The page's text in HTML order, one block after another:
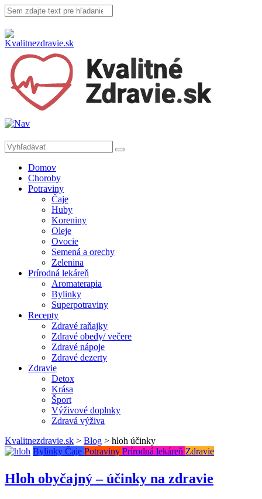
Domov
Choroby
Potraviny
Čaje
Huby
Koreniny
Oleje
Ovocie
Semená a orechy
Zelenina
Prírodná lekáreň
Aromaterapia
Bylinky
Superpotraviny
Recepty
Zdravé raňajky
Zdravé obedy/ večere
Zdravé nápoje
Zdravé dezerty
Zdravie
Detox
Krása
Šport
Výživové doplnky
Zdravá výživa
Kvalitnezdravie.sk > Blog > hloh účinky
Bylinky Čaje Potraviny Prírodná lekáreň Zdravie
Hloh obyčajný – účinky na zdravie